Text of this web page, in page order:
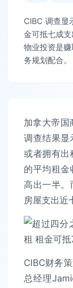
CIBC 调查显
金可抵七成
物业投资是
务规划配合。
加拿大帝国
调查结果显
或者拥有出
的平均租金
高出一半。
房屋支出近
CIBC财务
总经理